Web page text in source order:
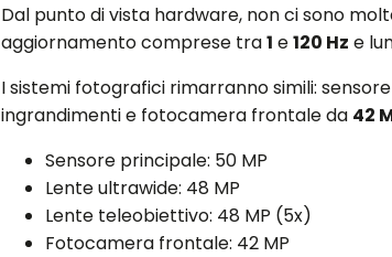
Dal punto di vista hardware, non ci sono
aggiornamento comprese tra1 e120 Hz e
I sistemi fotografici rimarranno simili:
ingrandimenti e fotocamera frontale da 42
Sensore principale: 50 MP
Lente ultrawide: 48 MP
Lente teleobiettivo: 48 MP (5x)
Fotocamera frontale: 42 MP